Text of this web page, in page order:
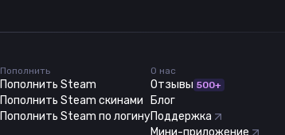
Пополнить
Пополнить Steam
Пополнить Steam скинами
Пополнить Steam по логину
О нас
Отзывы 500+
Блог
Поддержка
Мини-приложение